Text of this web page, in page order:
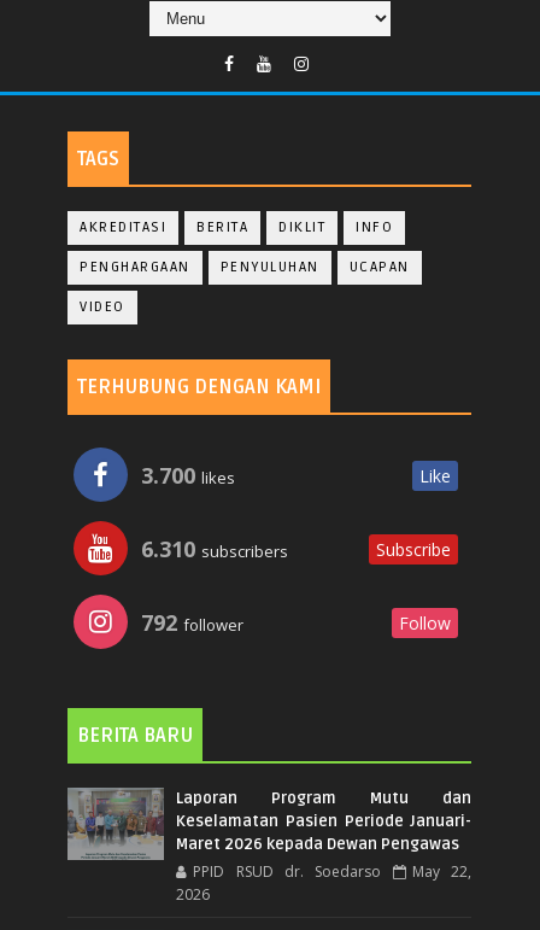
TAGS
AKREDITASI BERITA DIKLIT INFO
PENGHARGAAN PENYULUHAN UCAPAN
VIDEO
TERHUBUNG DENGAN KAMI
3.700 likes Like
6.310 subscribers Subscribe
792 follower Follow
BERITA BARU
Laporan Program Mutu dan
Keselamatan Pasien Periode Januari-
Maret 2026 kepada Dewan Pengawas
PPID RSUD dr. Soedarso
May 22,
2026